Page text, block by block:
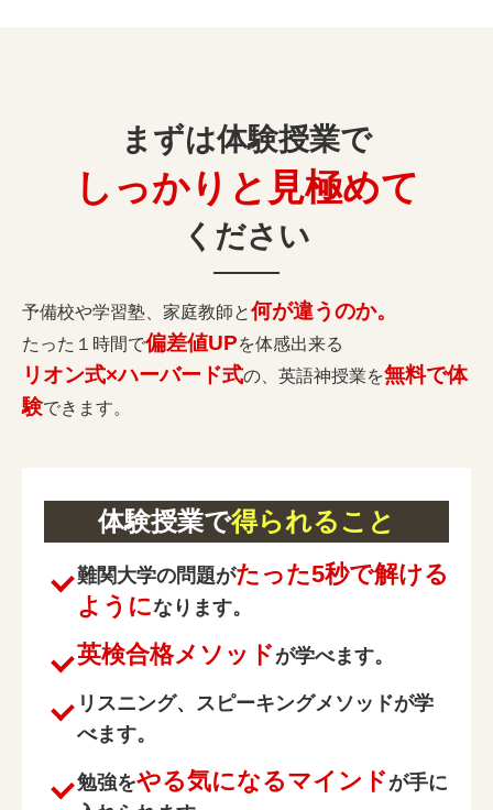
まずは体験授業で
しっかりと見極めて
ください
予備校や学習塾、家庭教師と何が違うのか。
たった１時間で偏差値UPを体感出来る
リオン式×ハーバード式の、英語神授業を無料で体
験できます。
体験授業で得られること
難関大学の問題がたった5秒で解ける
ようになります。
英検合格メソッドが学べます。
リスニング、スピーキングメソッドが学
べます。
勉強をやる気になるマインドが手に